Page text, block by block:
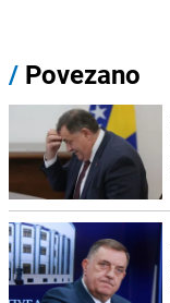
/ Povezano